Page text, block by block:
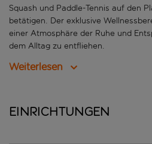
Squash und Paddle-Tennis auf den
betätigen. Der exklusive
einer Atmosphäre der Ruhe und
dem Alltag zu entfliehen.
Weiterlesen
Einrichtungen